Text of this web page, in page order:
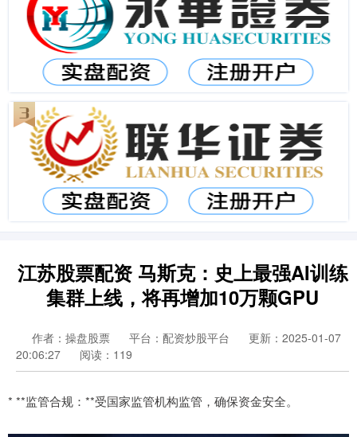
江苏股票配资 马斯克：史上最强AI训练
集群上线，将再增加10万颗GPU
作者：操盘股票 平台：配资炒股平台
更新：2025-01-07
20:06:27
阅读：119
* **监管合规：**受国家监管机构监管，确保资金安全。